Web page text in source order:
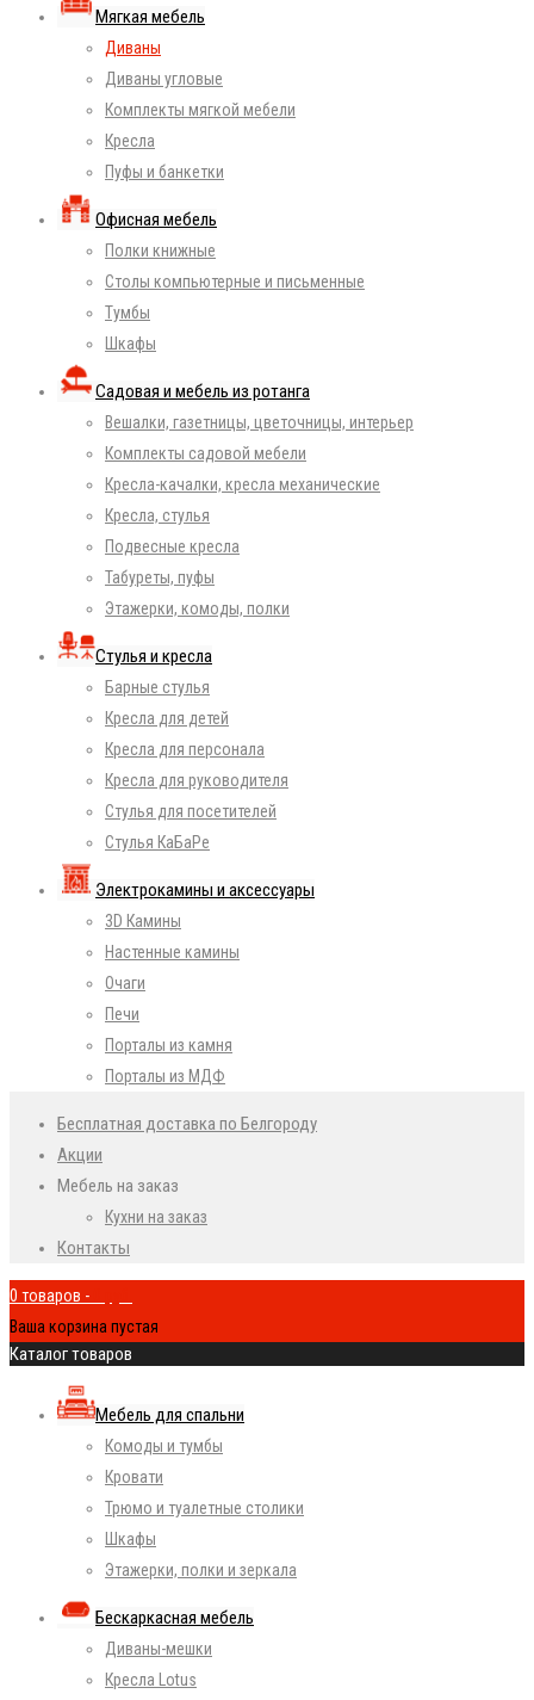
Мягкая мебель
Диваны
Диваны угловые
Комплекты мягкой мебели
Кресла
Пуфы и банкетки
Офисная мебель
Полки книжные
Столы компьютерные и письменные
Тумбы
Шкафы
Садовая и мебель из ротанга
Вешалки, газетницы, цветочницы, интерьер
Комплекты садовой мебели
Кресла-качалки, кресла механические
Кресла, стулья
Подвесные кресла
Табуреты, пуфы
Этажерки, комоды, полки
Стулья и кресла
Барные стулья
Кресла для детей
Кресла для персонала
Кресла для руководителя
Стулья для посетителей
Стулья КаБаРе
Электрокамины и аксессуары
3D Камины
Настенные камины
Очаги
Печи
Порталы из камня
Порталы из МДФ
Бесплатная доставка по Белгороду
Акции
Мебель на заказ
Кухни на заказ
Контакты
0 товаров -
Ваша корзина пустая
Каталог товаров
Мебель для спальни
Комоды и тумбы
Кровати
Трюмо и туалетные столики
Шкафы
Этажерки, полки и зеркала
Бескаркасная мебель
Диваны-мешки
Кресла Lotus